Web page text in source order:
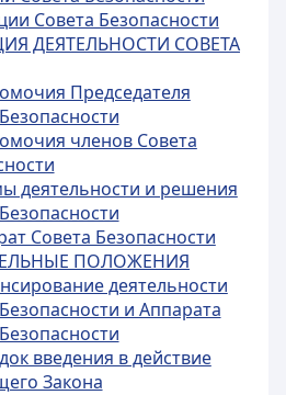
Совета Безопасности
ДЕЯТЕЛЬНОСТИ СОВЕТА
Председателя
членов Совета
деятельности и решения
Совета Безопасности
ПОЛОЖЕНИЯ
деятельности
и Аппарата
введения в действие
Закона